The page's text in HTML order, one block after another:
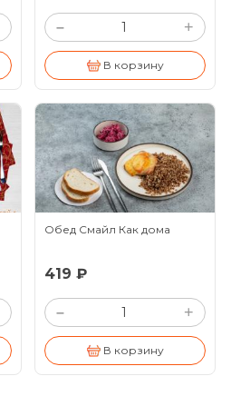
– +
В корзину
Обед Смайл Как дома
419 ₽
– +
В корзину